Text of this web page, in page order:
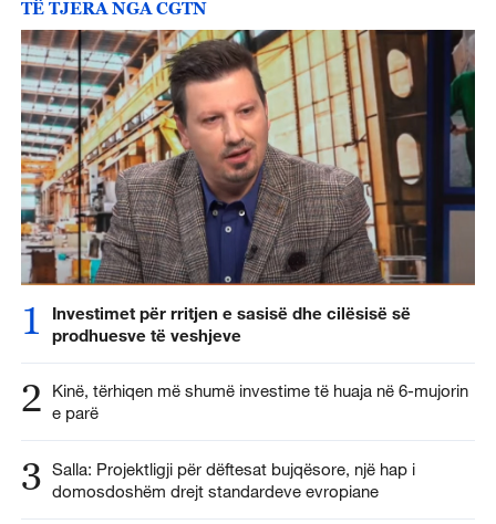
TË TJERA NGA CGTN
1
Investimet për rritjen e sasisë dhe cilësisë së
prodhuesve të veshjeve
2
Kinë, tërhiqen më shumë investime të huaja në 6-mujorin
e parë
3 Salla: Projektligji për dëftesat bujqësore, një hap i
domosdoshëm drejt standardeve evropiane